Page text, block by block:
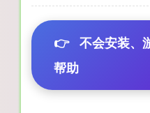
👉 不会安装、
帮助